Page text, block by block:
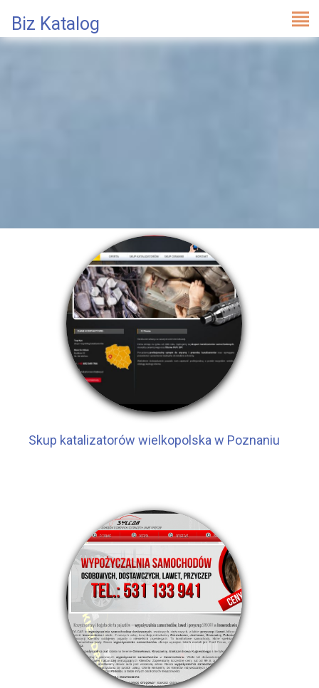
Biz Katalog
Skup katalizatorów wielkopolska w Poznaniu